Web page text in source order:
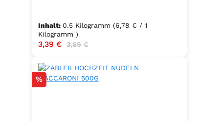
Inhalt: 0.5 Kilogramm (6,78 € / 1
Kilogramm )
Verkaufspreis:
3,39 € Regulärer Preis:
3,69 €
Rabatt
%